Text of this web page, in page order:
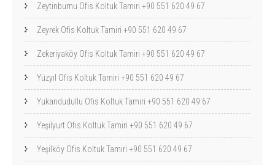
Zeytinburnu Ofis Koltuk Tamiri +90 551 620 49 67
Zeyrek Ofis Koltuk Tamiri +90 551 620 49 67
Zekeriyaköy Ofis Koltuk Tamiri +90 551 620 49 67
Yüzyıl Ofis Koltuk Tamiri +90 551 620 49 67
Yukarıdudullu Ofis Koltuk Tamiri +90 551 620 49 67
Yeşilyurt Ofis Koltuk Tamiri +90 551 620 49 67
Yeşilköy Ofis Koltuk Tamiri +90 551 620 49 67